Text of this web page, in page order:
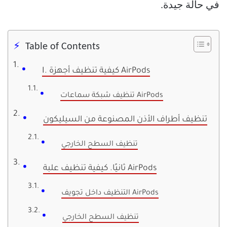
في حالة جيدة.
Table of Contents
I. كيفية تنظيف أجهزة AirPods
تنظيف شبكة سماعات AirPods
تنظيف أطراف الأذن المصنوعة من السيليكون
تنظيف السطح الخارجي
ثانيًا. كيفية تنظيف علبة AirPods
التنظيف داخل تجويف AirPods
تنظيف السطح الخارجي